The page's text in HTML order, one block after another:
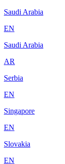
Saudi Arabia
EN
Saudi Arabia
AR
Serbia
EN
Singapore
EN
Slovakia
EN